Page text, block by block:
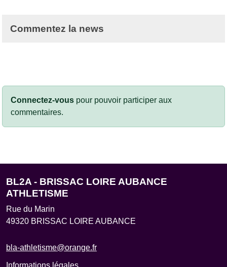
Commentez la news
Connectez-vous pour pouvoir participer aux
commentaires.
BL2A - BRISSAC LOIRE AUBANCE
ATHLETISME
Rue du Marin
49320 BRISSAC LOIRE AUBANCE
bla-athletisme@orange.fr
Informations légales